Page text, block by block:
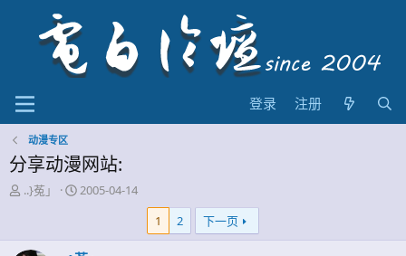
登录 注册
动漫专区
分享动漫网站:
主
起
..}菟」
开
间
2005-04-14
1
2 下一页